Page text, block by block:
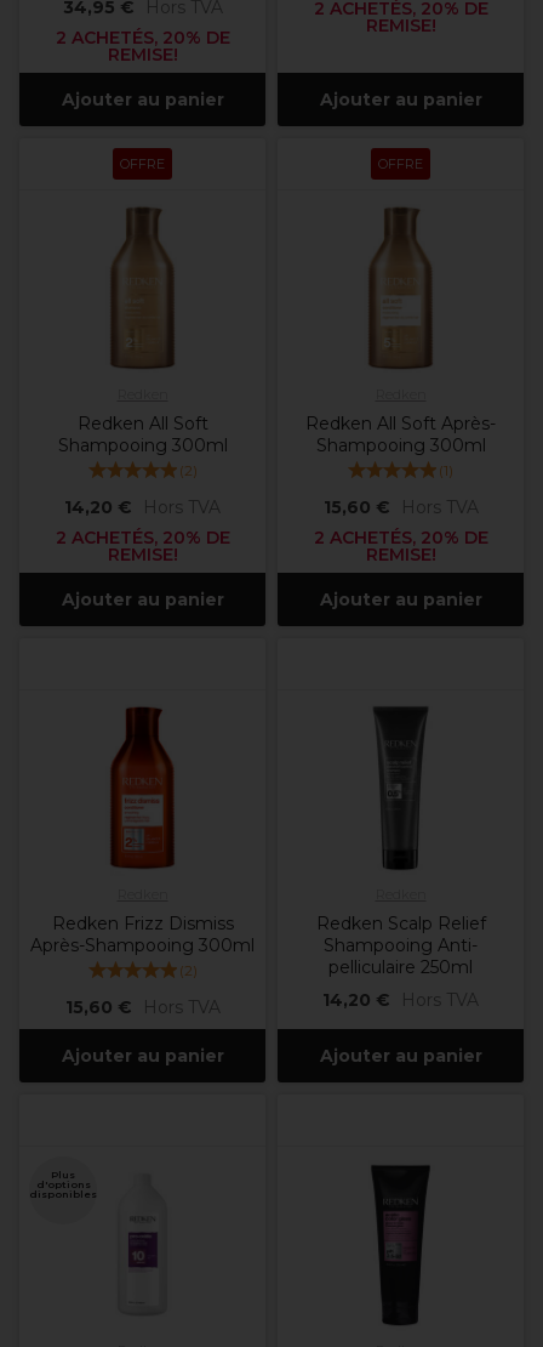
34,95 €
Hors TVA
2 ACHETÉS, 20% DE
REMISE!
Ajouter au panier
2 ACHETÉS, 20% DE
REMISE!
Ajouter au panier
OFFRE
Redken All Soft
Shampooing 300ml
(2)
14,20 €
Hors TVA
2 ACHETÉS, 20% DE
REMISE!
Ajouter au panier
OFFRE
Redken All Soft Après-
Shampooing 300ml
(1)
15,60 €
Hors TVA
2 ACHETÉS, 20% DE
REMISE!
Ajouter au panier
Redken Frizz Dismiss
Après-Shampooing 300ml
(2)
15,60 € Hors TVA
Ajouter au panier
Redken Scalp Relief
Shampooing Anti-
pelliculaire 250ml
14,20 €
Hors TVA
Ajouter au panier
Plus
d'options
disponibles